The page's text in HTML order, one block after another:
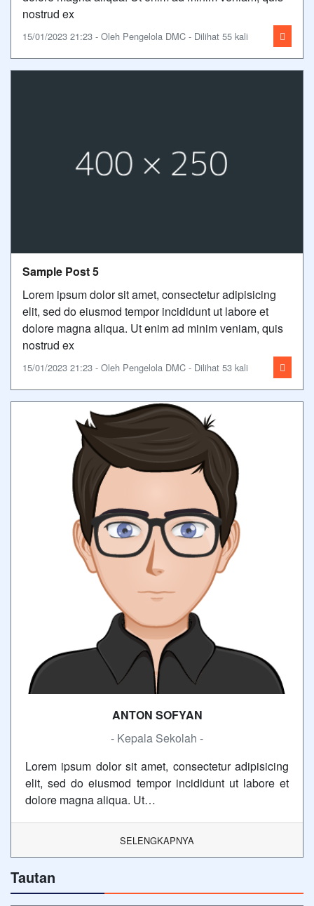
nostrud ex
15/01/2023 21:23 - Oleh Pengelola DMC - Dilihat 55 kali
Sample Post 5
Lorem ipsum dolor sit amet, consectetur adipisicing
elit, sed do eiusmod tempor incididunt ut labore et
dolore magna aliqua. Ut enim ad minim veniam, quis
nostrud ex
15/01/2023 21:23 - Oleh Pengelola DMC - Dilihat 53 kali
ANTON SOFYAN
- Kepala Sekolah -
Lorem ipsum dolor sit amet, consectetur adipisicing
elit, sed do eiusmod tempor incididunt ut labore et
dolore magna aliqua. Ut…
SELENGKAPNYA
Tautan